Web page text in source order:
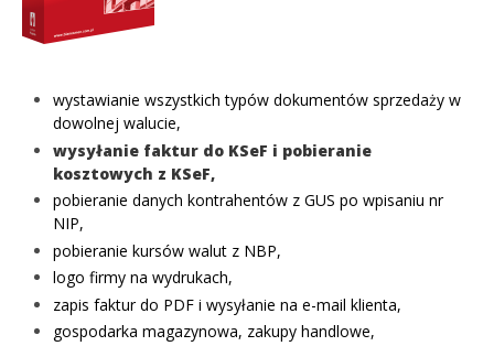
wystawianie wszystkich typów dokumentów sprzedaży w
dowolnej walucie,
wysyłanie faktur do KSeF i pobieranie
kosztowych z KSeF,
pobieranie danych kontrahentów z GUS po wpisaniu nr
NIP,
pobieranie kursów walut z NBP,
logo firmy na wydrukach,
zapis faktur do PDF i wysyłanie na e-mail klienta,
gospodarka magazynowa, zakupy handlowe,